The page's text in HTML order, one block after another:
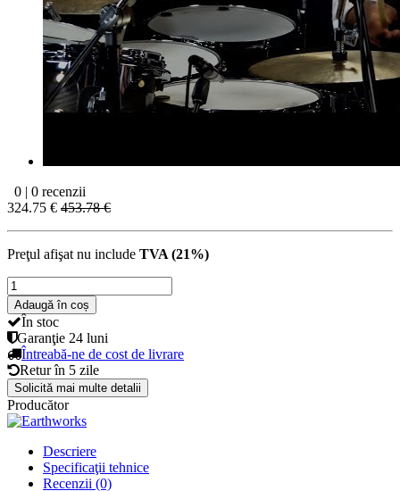
0 | 0 recenzii
324.75 € 453.78 €
Preţul afişat nu include TVA (21%)
Adaugă în coș
În stoc
Garanţie 24 luni
Întreabă-ne de cost de livrare
Retur în 5 zile
Solicită mai multe detalii
Producător
Descriere
Specificaţii tehnice
Recenzii (0)